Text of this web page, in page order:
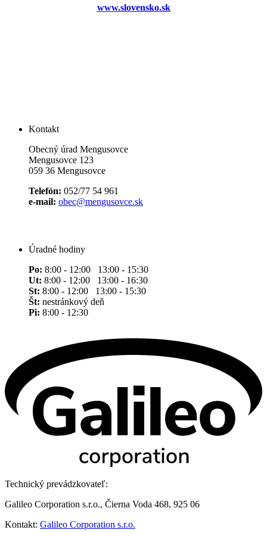
www.slovensko.sk
Kontakt
Obecný úrad Mengusovce
Mengusovce 123
059 36 Mengusovce
Telefón: 052/77 54 961
e-mail: obec@mengusovce.sk
Úradné hodiny
Po: 8:00 - 12:00 13:00 - 15:30
Ut: 8:00 - 12:00 13:00 - 16:30
St: 8:00 - 12:00 13:00 - 15:30
Št: nestránkový deň
Pi: 8:00 - 12:30
Technický prevádzkovateľ:
Galileo Corporation s.r.o., Čierna Voda 468, 925 06
Kontakt: Galileo Corporation s.r.o.